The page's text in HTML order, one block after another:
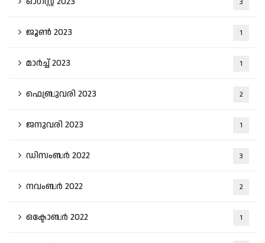
3
ജൂൺ 2023 1
മാർച്ച്‌ 2023 1
ഫെബ്രുവരി 2023 2
ജനുവരി 2023 1
ഡിസംബർ 2022 3
നവംബർ 2022 2
ഒക്ടോബർ 2022 1